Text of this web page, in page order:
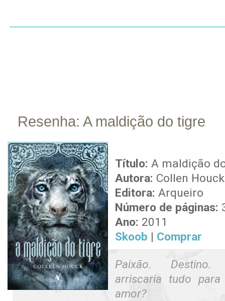
Resenha: A maldição do tigre
Título: A maldição
Autora: Collen Houck
Editora: Arqueiro
Número de páginas:
Ano: 2011
Skoob | Comprar
Paixão. Destino.
arriscaria tudo
amor?